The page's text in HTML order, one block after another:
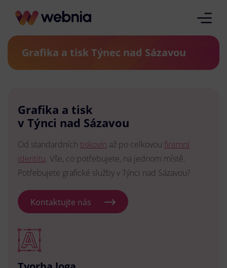
Grafika a tisk Týnec nad Sázavou
Grafika a tisk
v Týnci nad Sázavou
Od standardních tiskovin až po celkovou firemní
identitu. Vše, co potřebujete, na jednom místě.
Potřebujete grafické služby v Týnci nad Sázavou?
Kontaktujte nás